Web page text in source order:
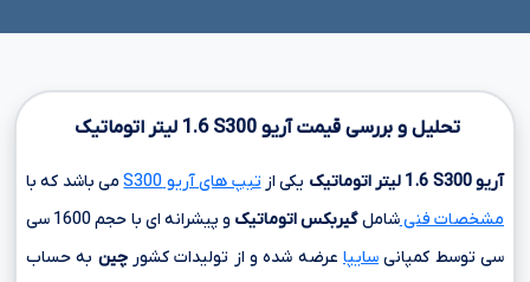
تحلیل و بررسی قیمت آریو S300
1.6 لیتر اتوماتیک
آریوS300
1.6 لیتر اتوماتیک یکی از تیپ های آریو S300
می باشد که با
مشخصات فنیشاملگیربکس اتوماتیک و پیشرانه ای با حجم
1600 سی
سیتوسط کمپانی سایپاعرضه شده و از تولیدات کشورچین به حساب